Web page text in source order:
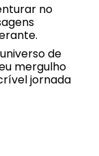
no
de
mergulho
jornada